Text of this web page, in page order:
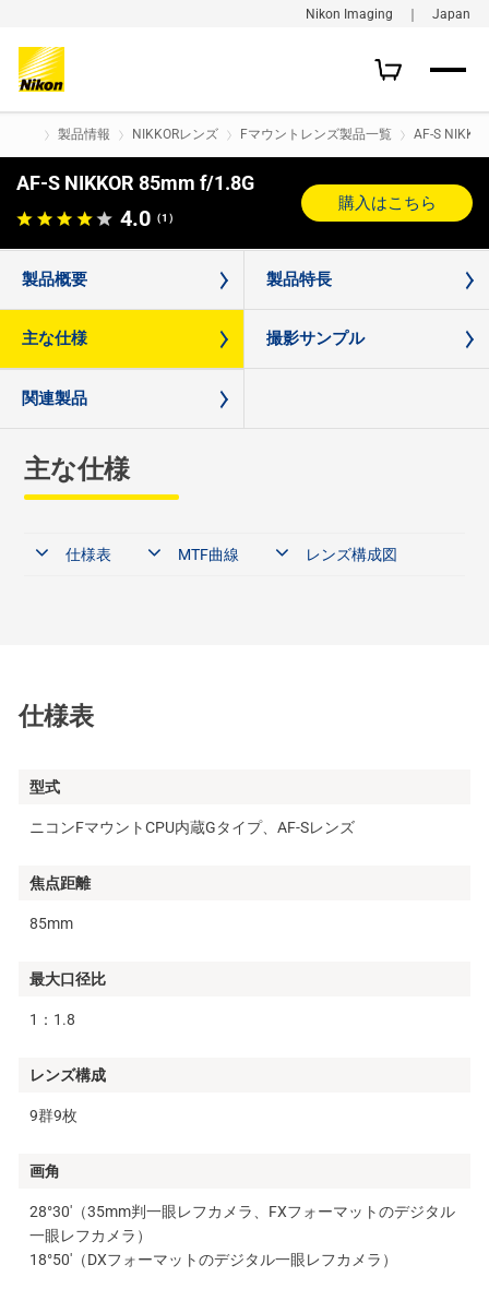
Nikon Imaging ｜ Japan
製品情報 NIKKORレンズ Fマウントレンズ製品一覧 AF-S
AF-S NIKKOR 85mm f/1.8G
4.0 （1）
購入はこちら
製品概要 製品特長
主な仕様 撮影サンプル
関連製品
主な仕様
仕様表 MTF曲線 レンズ構成図
仕様表
型式
ニコンFマウントCPU内蔵Gタイプ、AF-Sレンズ
焦点距離
85mm
最大口径比
1：1.8
レンズ構成
9群9枚
画角
28°30′（35mm判一眼レフカメラ、FXフォーマットのデジタル
一眼レフカメラ）
18°50′（DXフォーマットのデジタル一眼レフカメラ）